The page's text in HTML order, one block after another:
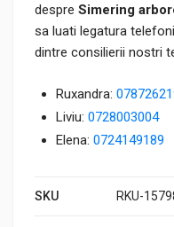
despre Simering
sa luati legatura
dintre consilierii nostri
Ruxandra:
Liviu: 0728003004
Elena: 0724149189
SKU RKU-